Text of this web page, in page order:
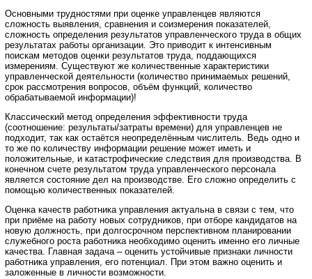
Основными трудностями при оценке управленцев являются
сложность выявления, сравнения и соизмерения показателей,
сложность определения результатов управленческого труда в общих
результатах работы организации. Это приводит к интенсивным
поискам методов оценки результатов труда, поддающихся
измерениям. Существуют же количественные характеристики
управленческой деятельности (количество принимаемых решений,
срок рассмотрения вопросов, объём функций, количество
обрабатываемой информации)!
Классический метод определения эффективности труда
(соотношение: результаты/затраты времени) для управленцев не
подходит, так как остаётся неопределённым числитель. Ведь одно и
то же по количеству информации решение может иметь и
положительные, и катастрофические следствия для производства. В
конечном счете результатом труда управленческого персонала
является состояние дел на производстве. Его сложно определить с
помощью количественных показателей.
Оценка качеств работника управления актуальна в связи с тем, что
при приёме на работу новых сотрудников, при отборе кандидатов на
новую должность, при долгосрочном перспективном планировании
служебного роста работника необходимо оценить именно его личные
качества. Главная задача – оценить устойчивые признаки личности
работника управления, его потенциал. При этом важно оценить и
заложенные в личности возможности.